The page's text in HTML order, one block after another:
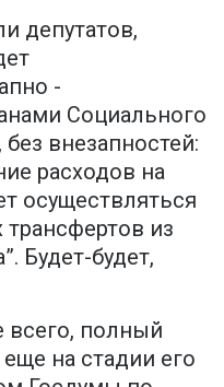
депутатов,
-
Социального
внезапностей:
расходов на
осуществляться
из
Будет-будет,
всего, полный
на стадии его